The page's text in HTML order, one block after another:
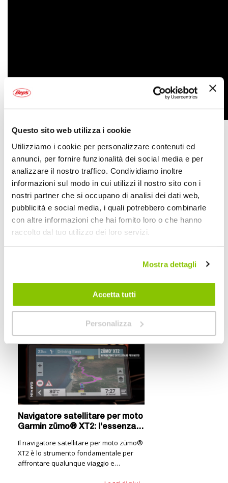
Questo sito web utilizza i cookie
Utilizziamo i cookie per personalizzare contenuti ed
annunci, per fornire funzionalità dei social media e per
analizzare il nostro traffico. Condividiamo inoltre
informazioni sul modo in cui utilizzi il nostro sito con i
nostri partner che si occupano di analisi dei dati web,
pubblicità e social media, i quali potrebbero combinarle
con altre informazioni che hai fornito loro o che hanno
raccolto dal tuo utilizzo dei loro servizi.
Mostra dettagli
Accetta tutti
Personalizza
Specifiche tecniche
Maggiori
Informazioni
2186694
753759367442
Si
Moto
Navigatore
12,8x7,5x2,4cm 190g
1
I nostri consigli
Navigatore satellitare per moto
Garmin zūmo® XT2: l'essenza
Il navigatore satellitare per moto zūmo®
XT2 è lo strumento fondamentale per
affrontare qualunque viaggio e